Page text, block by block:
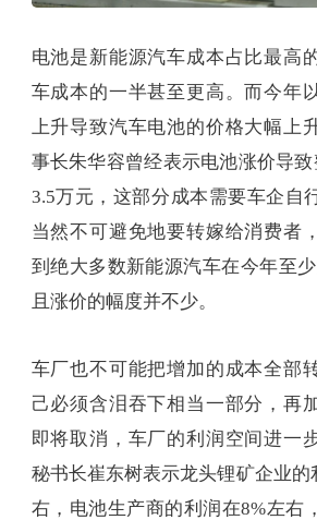
电池是新能源汽车成本占比最高
车成本的一半甚至更高。而今年
上升导致汽车电池的价格大幅上
事长朱华容曾经表示电池涨价导
3.5万元，这部分成本需要车企自
当然不可避免地要转嫁给消费者
到绝大多数新能源汽车在今年至
且涨价的幅度并不少。
车厂也不可能把增加的成本全部
己必须含泪吞下相当一部分，再
即将取消，车厂的利润空间进一
秘书长崔东树表示龙头锂矿企业的
右，电池生产商的利润在8%左右